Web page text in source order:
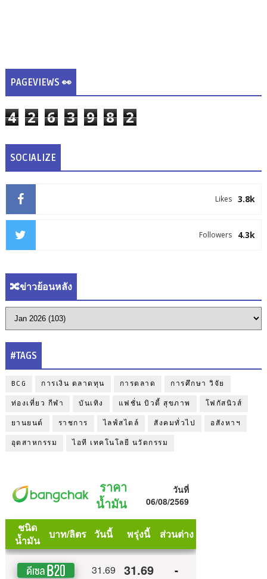
PAGEVIEWS 👀
4 2 6 3 9 8 2
SOCIALIZE
3.8k
Likes
4.3k
Followers
🔀ข่าวย้อนหลัง
#TAGS
BCG การเงิน ตลาดทุน การตลาด การศึกษา วิจัย
ท่องเที่ยว กีฬา บันเทิง แฟชั่น บิวตี้ สุขภาพ โฟกัสนิวส์
ยานยนต์ ราชการ ไลฟ์สไตล์ สังคมทั่วไป อสังหาฯ
อุตสาหกรรม ไอที เทคโนโลยี นวัตกรรม